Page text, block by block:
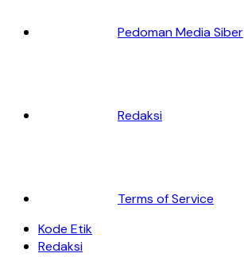
Pedoman Media Siber
Redaksi
Terms of Service
Kode Etik
Redaksi